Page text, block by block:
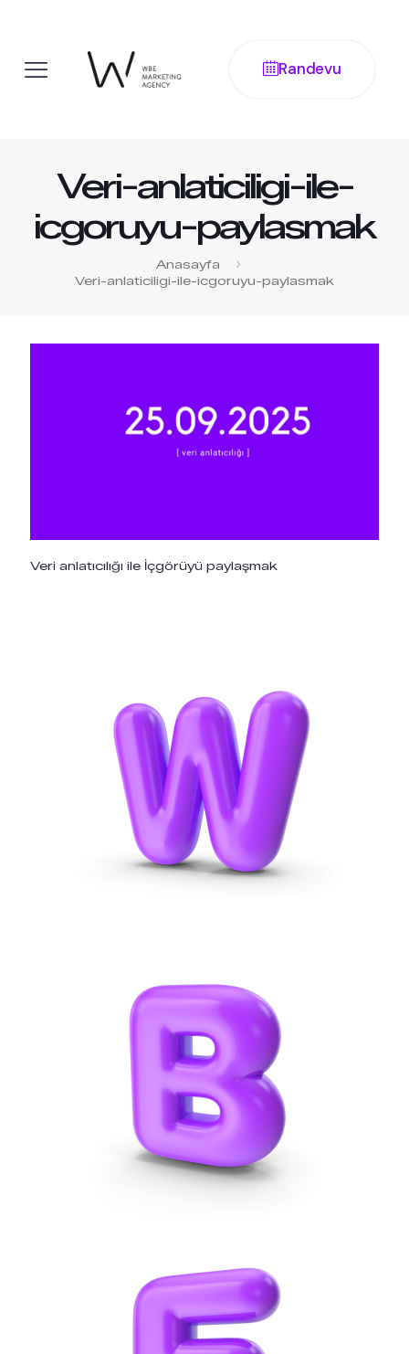
Randevu
Veri-anlaticiligi-ile-
icgoruyu-paylasmak
Anasayfa
Veri-anlaticiligi-ile-icgoruyu-paylasmak
Veri anlatıcılığı ile İçgörüyü paylaşmak